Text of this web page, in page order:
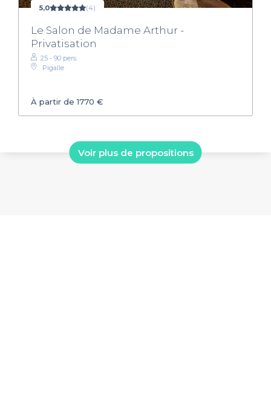
5,0 (4)
Le Salon de Madame Arthur -
Privatisation
25 - 90 pers.
Pigalle
À partir de 1770 €
Voir plus de propositions